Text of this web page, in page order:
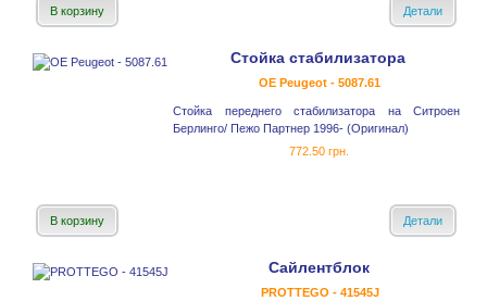
В корзину Детали
Стойка стабилизатора
OE Peugeot - 5087.61
Стойка переднего стабилизатора на Ситроен
Берлинго/ Пежо Партнер 1996- (Оригинал)
772.50 грн.
В корзину Детали
Сайлентблок
PROTTEGO - 41545J